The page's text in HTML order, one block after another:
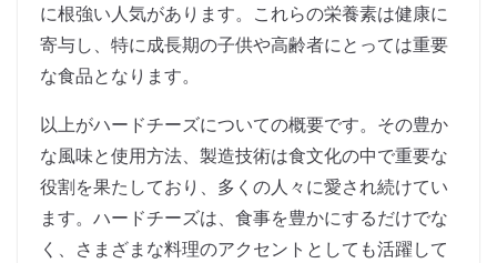
に根強い人気があります。これらの栄養素は健康に
寄与し、特に成長期の子供や高齢者にとっては重要
な食品となります。
以上がハードチーズについての概要です。その豊か
な風味と使用方法、製造技術は食文化の中で重要な
役割を果たしており、多くの人々に愛され続けてい
ます。ハードチーズは、食事を豊かにするだけでな
く、さまざまな料理のアクセントとしても活躍して